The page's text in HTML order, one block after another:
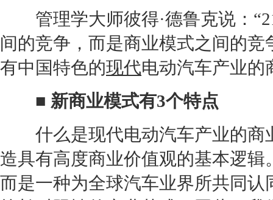
管理学大师彼得·德鲁克说：
间的竞争，而是商业模式之间的
有中国特色的现代电动汽车产业的
■ 新商业模式有3个特点
什么是现代电动汽车产业的商
造具有高度商业价值观的基本逻辑
而是一种为全球汽车业界所共同